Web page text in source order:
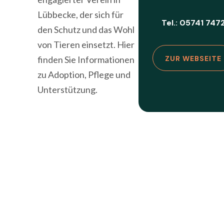
Lübbecke, der sich für
den Schutz und das Wohl
von Tieren einsetzt. Hier
finden Sie Informationen
zu Adoption, Pflege und
Unterstützung.
Tel.: 05741
ZUR WEBSEITE